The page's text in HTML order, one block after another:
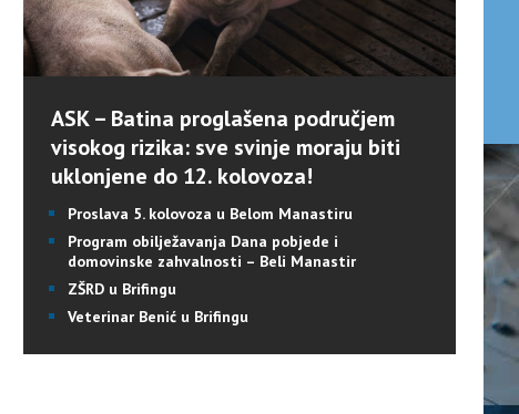
ASK – Batina proglašena područjem
visokog rizika: sve svinje moraju biti
uklonjene do 12. kolovoza!
Proslava 5. kolovoza u Belom Manastiru
Program obilježavanja Dana pobjede i
domovinske zahvalnosti – Beli Manastir
ZŠRD u Brifingu
Veterinar Benić u Brifingu